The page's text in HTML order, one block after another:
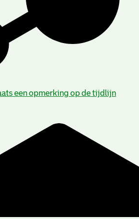
de series en archiefbestanddelen
een opmerking op de tijdlijn